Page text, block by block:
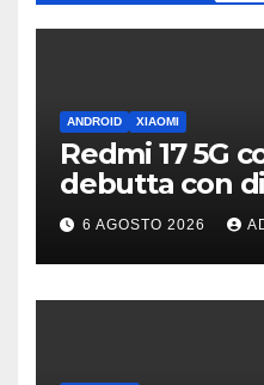
ANDROID XIAOMI
Redmi 17 5G
debutta con
7 pollici e
6 AGOSTO 2026